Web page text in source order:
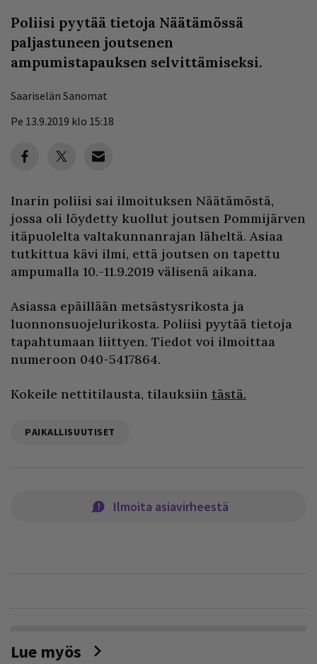
Poliisi pyytää tietoja Näätämössä
paljastuneen joutsenen
ampumistapauksen selvittämiseksi.
Saariselän Sanomat
Pe 13.9.2019 klo 15:18
Inarin poliisi sai ilmoituksen Näätämöstä,
jossa oli löydetty kuollut joutsen Pommijärven
itäpuolelta valtakunnanrajan läheltä. Asiaa
tutkittua kävi ilmi, että joutsen on tapettu
ampumalla 10.-11.9.2019 välisenä aikana.
Asiassa epäillään metsästysrikosta ja
luonnonsuojelurikosta. Poliisi pyytää tietoja
tapahtumaan liittyen. Tiedot voi ilmoittaa
numeroon 040-5417864.
Kokeile nettitilausta, tilauksiin tästä.
PAIKALLISUUTISET
Ilmoita asiavirheestä
Lue myös